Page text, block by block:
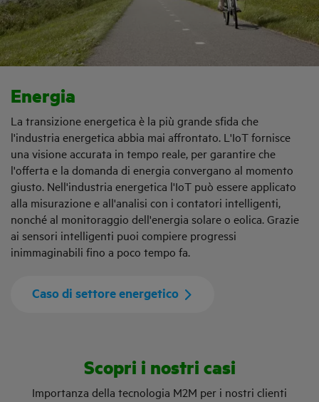
Energia
La transizione energetica è la più grande sfida che
l'industria energetica abbia mai affrontato. L'IoT fornisce
una visione accurata in tempo reale, per garantire che
l'offerta e la domanda di energia convergano al momento
giusto. Nell'industria energetica l'IoT può essere applicato
alla misurazione e all'analisi con i contatori intelligenti,
nonché al monitoraggio dell'energia solare o eolica. Grazie
ai sensori intelligenti puoi compiere progressi
inimmaginabili fino a poco tempo fa.
Caso di settore energetico
Scopri i nostri casi
Importanza della tecnologia M2M per i nostri clienti